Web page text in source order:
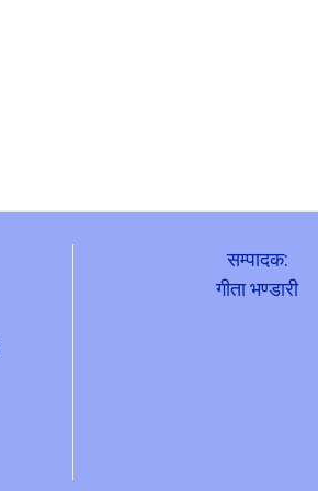
सम्पादक:
गीता भण्डारी